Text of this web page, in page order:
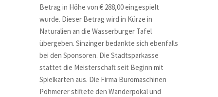
Betrag in Höhe von € 288,00 eingespielt
wurde. Dieser Betrag wird in Kürze in
Naturalien an die Wasserburger Tafel
übergeben. Sinzinger bedankte sich ebenfalls
bei den Sponsoren. Die Stadtsparkasse
stattet die Meisterschaft seit Beginn mit
Spielkarten aus. Die Firma Büromaschinen
Pöhmerer stiftete den Wanderpokal und